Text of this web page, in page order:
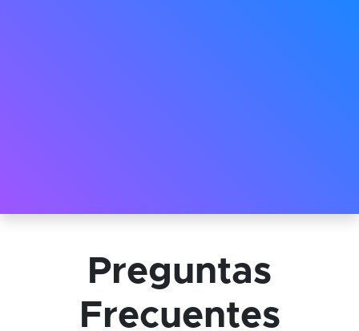
Preguntas
Frecuentes